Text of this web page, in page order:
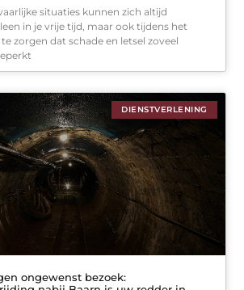
situaties kunnen zich altijd
in je vrije tijd, maar ook tijdens het
zorgen dat schade en letsel zoveel
DIENSTVERLENING
ongewenst bezoek: